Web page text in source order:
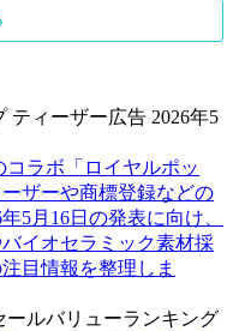
ラボ「ロイヤルポッ
ザーや商標登録などの
5月16日の発表に向け、
イオセラミック素材採
目情報を整理しま